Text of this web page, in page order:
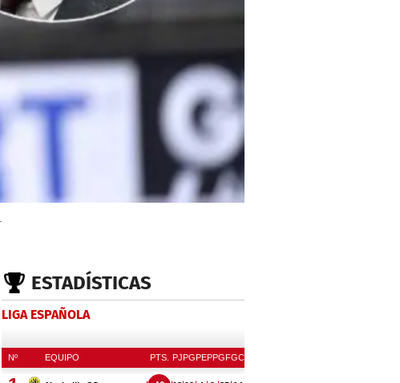
ESTADÍSTICAS
LIGA ESPAÑOLA